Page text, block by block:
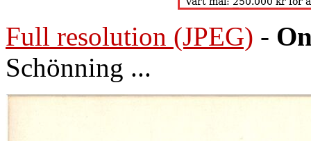
Full resolution (JPEG) -
Schönning ...